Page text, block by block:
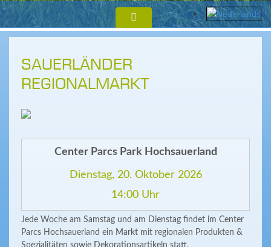
SAUERLÄNDER
REGIONALMARKT
Center Parcs Park Hochsauerland
Dienstag, 20. Oktober 2026
14:00 Uhr
Jede Woche am Samstag und am Dienstag findet im Center
Parcs Hochsauerland ein Markt mit regionalen Produkten &
Spezialitäten sowie Dekorationsartikeln statt.